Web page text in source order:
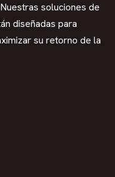
soluciones de
diseñadas para
su retorno de la